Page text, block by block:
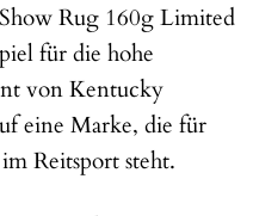
Rug 160g Limited
für die hohe
von Kentucky
eine Marke, die für
Reitsport steht.